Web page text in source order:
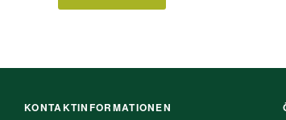
KONTAKTINFORMATIONEN